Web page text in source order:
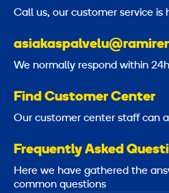
Call us, our customer service is
We normally respond within 24h
Find Customer Center
Our customer center staff can
Frequently Asked
Here we have gathered the
common questions